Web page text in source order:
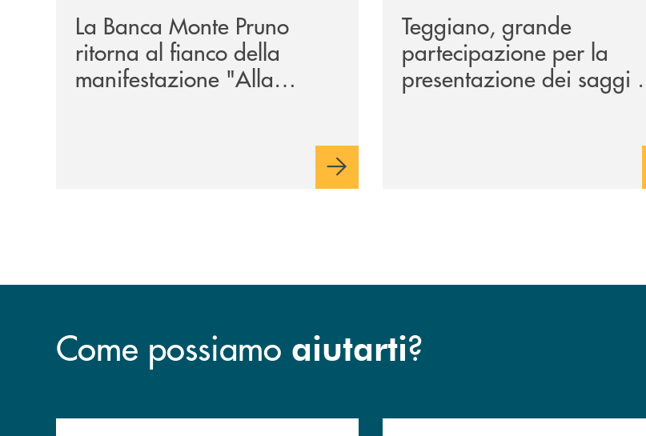
La Banca Monte Pruno
ritorna al fianco della
manifestazione "Alla
Teggiano, grande
partecipazione per la
presentazione dei saggi
Nicola Setaro. La Banca
Come possiamo aiutarti?